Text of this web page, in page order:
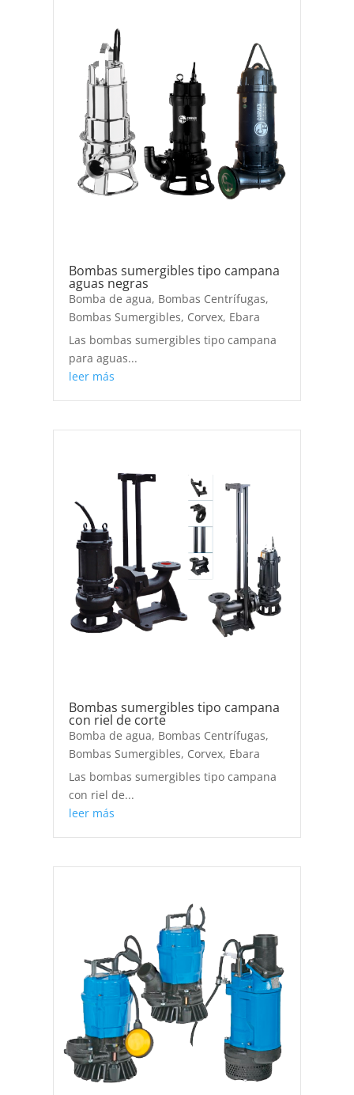
Bombas sumergibles tipo campana
aguas negras
Bomba de agua, Bombas Centrífugas,
Bombas Sumergibles, Corvex, Ebara
Las bombas sumergibles tipo campana
para aguas...
leer más
Bombas sumergibles tipo campana
con riel de corte
Bomba de agua, Bombas Centrífugas,
Bombas Sumergibles, Corvex, Ebara
Las bombas sumergibles tipo campana
con riel de...
leer más